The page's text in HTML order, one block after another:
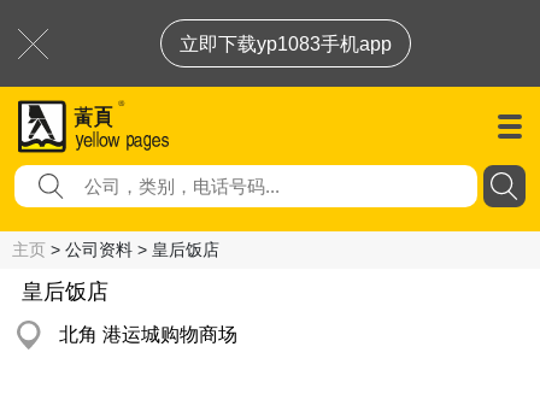
立即下载yp1083手机app
主页 > 公司资料 > 皇后饭店
皇后饭店
北角 港运城购物商场